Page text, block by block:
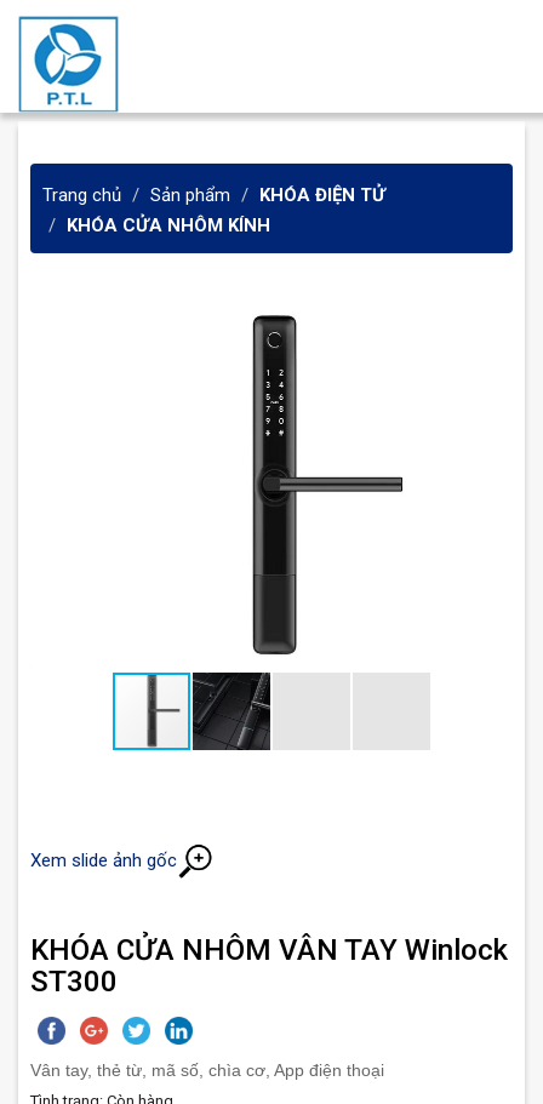
Trang chủ Sản phẩm
KHÓA ĐIỆN TỬ
KHÓA CỬA NHÔM KÍNH
Xem slide ảnh gốc
KHÓA CỬA NHÔM VÂN TAY Winlock
ST300
Vân tay, thẻ từ, mã số, chìa cơ, App điện thoại